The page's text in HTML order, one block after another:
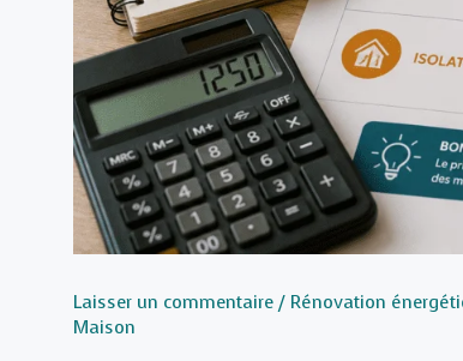
Laisser un commentaire / Rénovation
Maison